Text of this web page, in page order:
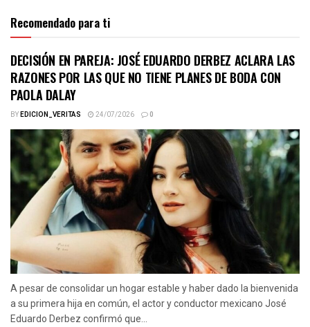
Recomendado para ti
DECISIÓN EN PAREJA: JOSÉ EDUARDO DERBEZ ACLARA LAS
RAZONES POR LAS QUE NO TIENE PLANES DE BODA CON
PAOLA DALAY
BYEDICION_VERITAS 24/07/2026 0
A pesar de consolidar un hogar estable y haber dado la bienvenida
a su primera hija en común, el actor y conductor mexicano José
Eduardo Derbez confirmó que...